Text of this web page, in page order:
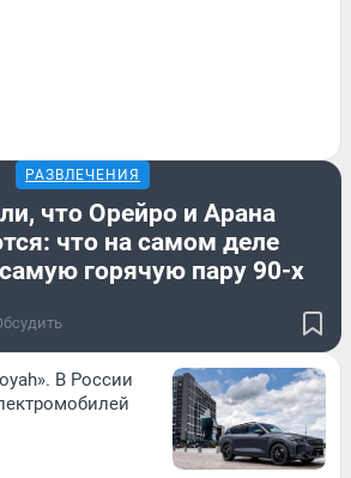
РАЗВЛЕЧЕНИЯ
что Орейро и Арана
что на самом деле
горячую пару 90-х
В России